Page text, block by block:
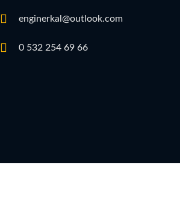
enginerkal@outlook.com
0 532 254 69 66